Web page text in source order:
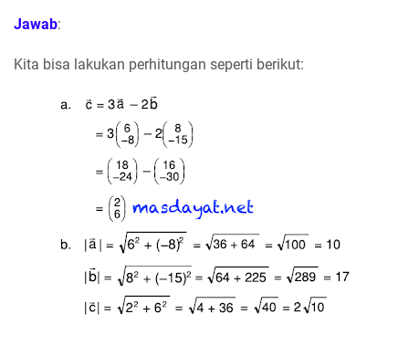
Jawab:
Kita bisa lakukan perhitungan seperti berikut: